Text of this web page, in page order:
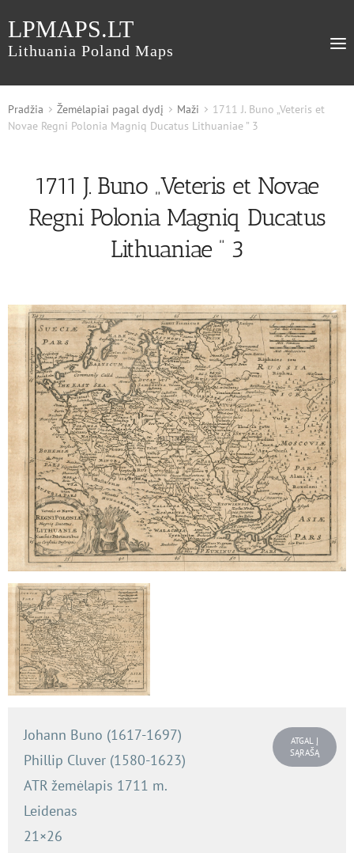
LPMAPS.LT
Lithuania Poland Maps
Pradžia Žemėlapiai pagal dydį Maži
1711 J. Buno „Veteris et
Novae Regni Polonia Magniq Ducatus Lithuaniae ” 3
1711 J. Buno „Veteris et Novae
Regni Polonia Magniq Ducatus
Lithuaniae ” 3
Johann Buno (1617-1697)
Phillip Cluver (1580-1623)
ATR žemėlapis 1711 m.
Leidenas
21×26
ATGAL Į
SĄRAŠĄ